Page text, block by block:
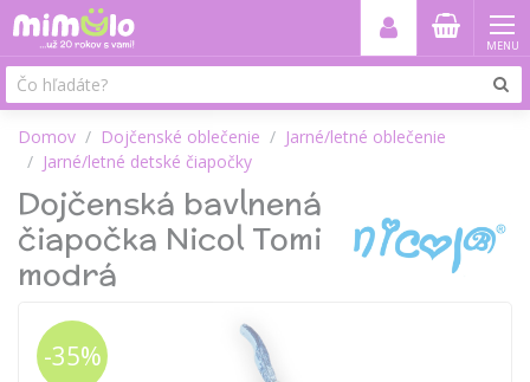
MENU
Domov Dojčenské oblečenie
Jarné/letné oblečenie
Jarné/letné detské čiapočky
Dojčenská bavlnená
čiapočka Nicol Tomi
modrá
-35%